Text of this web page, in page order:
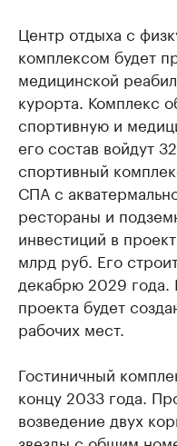
Центр отдыха с
комплексом будет
медицинской
курорта. Комплекс
спортивную и
его состав войдут
спортивный
СПА с
рестораны и
инвестиций в
млрд руб. Его
декабрю 2029 года.
проекта будет
рабочих мест.
Гостиничный
концу 2033 года.
возведение двух